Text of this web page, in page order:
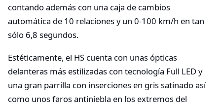
contando además con una caja de cambios
automática de 10 relaciones y un 0-100 km/h en tan
sólo 6,8 segundos.
Estéticamente, el HS cuenta con unas ópticas
delanteras más estilizadas con tecnología Full LED y
una gran parrilla con inserciones en gris satinado así
como unos faros antiniebla en los extremos del